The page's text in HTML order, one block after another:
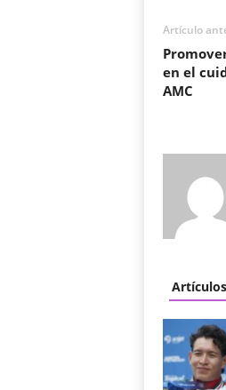
Artículo
en el
AMC